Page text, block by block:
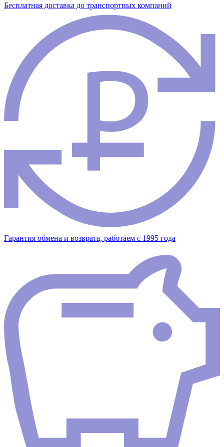
Бесплатная доставка до транспортных компаний
Гарантия обмена и возврата, работаем с 1995 года